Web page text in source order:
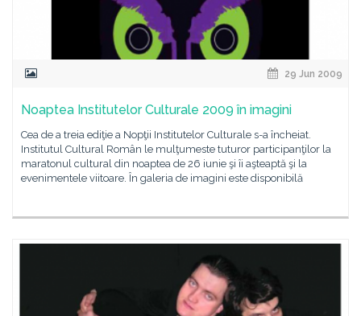
29 Jun 2009
Noaptea Institutelor Culturale 2009 în imagini
Cea de a treia ediţie a Nopţii Institutelor Culturale s-a încheiat.
Institutul Cultural Român le mulţumeste tuturor participanţilor la
maratonul cultural din noaptea de 26 iunie şi îi aşteaptă şi la
evenimentele viitoare. În galeria de imagini este disponibilă